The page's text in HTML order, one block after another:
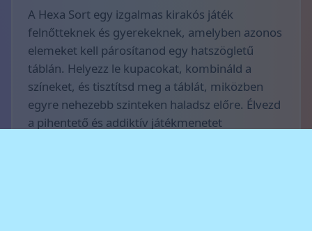
A Hexa Sort egy izgalmas kirakós játék
felnőtteknek és gyerekeknek, amelyben azonos
elemeket kell párosítanod egy hatszögletű
táblán. Helyezz le kupacokat, kombináld a
színeket, és tisztítsd meg a táblát, miközben
egyre nehezebb szinteken haladsz előre. Élvezd
a pihentető és addiktív játékmenetet